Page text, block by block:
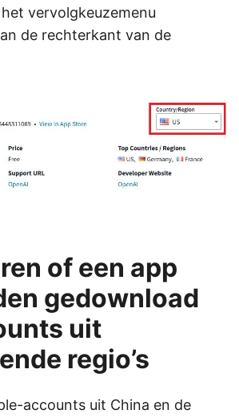
het vervolgkeuzemenu
de rechterkant van de
of een app
gedownload
uit
regio’s
accounts uit China en de